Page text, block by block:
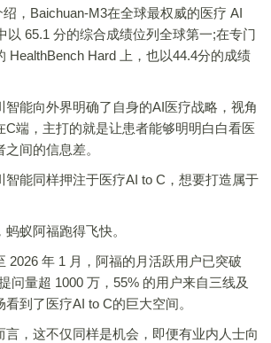
，Baichuan-M3在全球最权威的医疗 AI
以 65.1 分的综合成绩位列全球第一;在专门
HealthBench Hard 上，也以44.4分的成绩
能向外界明确了自身的AI医疗战略，视角
C端，主打的就是让患者能够明明白白看医
间的信息差。
能同样押注于医疗AI to C，想要打造属于
蚁阿福跑得飞快。
年 1 月，阿福的月活跃用户已突破
问量超 1000 万，55% 的用户来自三线及
到了医疗AI to C的巨大空间。
，这不仅同样是机会，即便有业内人士向